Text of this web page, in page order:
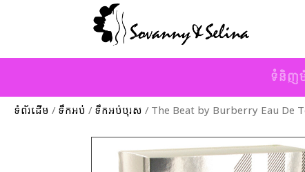
ទំនិញម៉
ទំព័រដើម / ទឹកអប់ / ទឹកអប់បុរស / The Beat by Burberry Eau De